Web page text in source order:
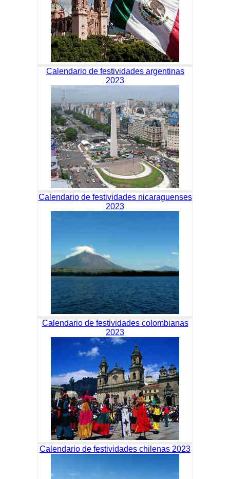
Calendario de festividades argentinas
2023
Calendario de festividades nicaraguenses
2023
Calendario de festividades colombianas
2023
Calendario de festividades chilenas 2023